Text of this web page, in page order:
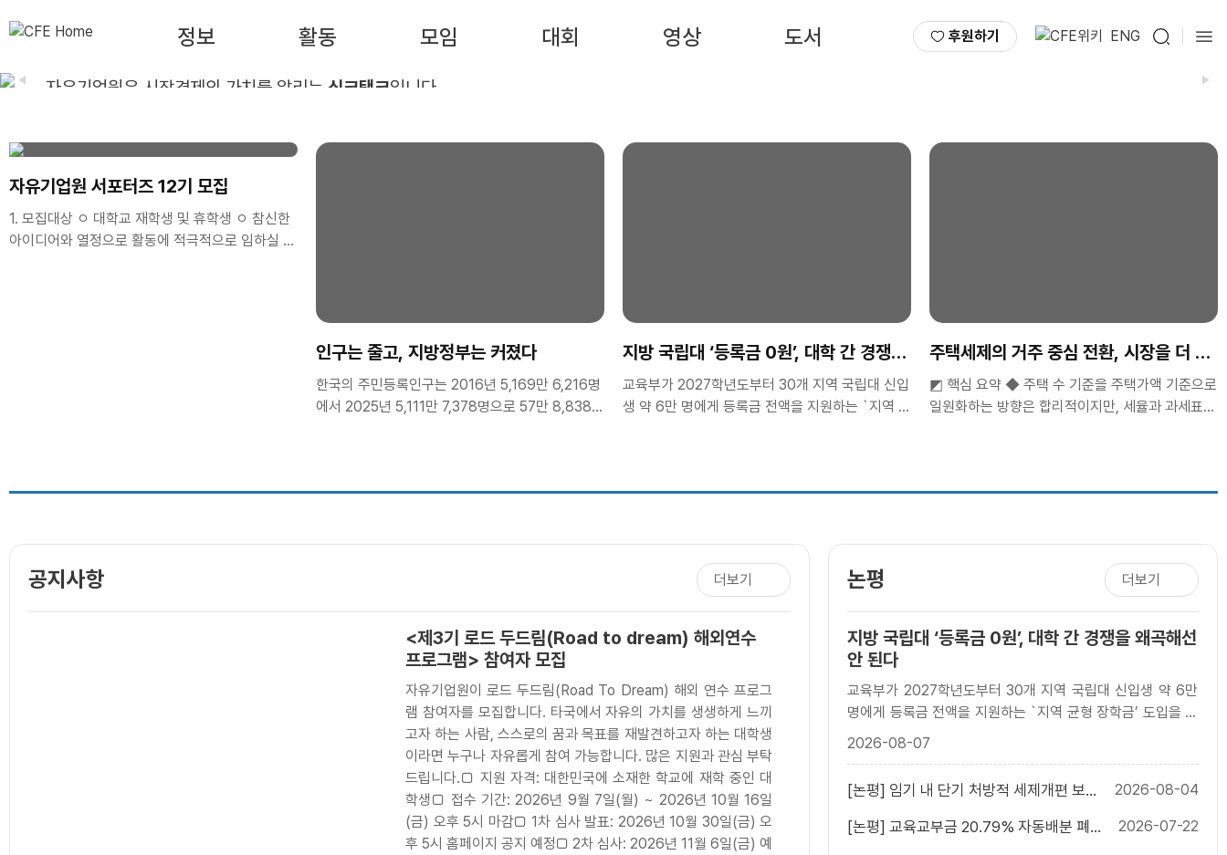
정보 활동 모임 대회 영상 도서 후원하기 ENG
자유기업원은 시장경제의 가치를 알리는 싱크탱크입니다.
◀ ▶
자유기업원 서포터즈 12기 모집
1. 모집대상 ㅇ 대학교 재학생 및 휴학생 ㅇ 참신한
아이디어와 열정으로 활동에 적극적으로 임하실 분
인구는 줄고, 지방정부는 커졌다
한국의 주민등록인구는 2016년 5,169만 6,216명
에서 2025년 5,111만 7,378명으로 57만 8,838
지방 국립대 ‘등록금 0원’, 대학 간 경쟁을
왜곡해선 안 된다
교육부가 2027학년도부터 30개 지역 국립대 신입
생 약 6만 명에게 등록금 전액을 지원하는 `지역 균
주택세제의 거주 중심 전환, 시장을 더 경
직시킬 수 있다
◩ 핵심 요약 ◆ 주택 수 기준을 주택가액 기준으로
일원화하는 방향은 합리적이지만, 세율과 과세표준
공지사항 더보기
<제3기 로드 두드림(Road to dream) 해외연수
프로그램> 참여자 모집
자유기업원이 로드 두드림(Road To Dream) 해외 연수 프로그
램 참여자를 모집합니다. 타국에서 자유의 가치를 생생하게 느끼
고자 하는 사람, 스스로의 꿈과 목표를 재발견하고자 하는 대학생
이라면 누구나 자유롭게 참여 가능합니다. 많은 지원과 관심 부탁
드립니다.□ 지원 자격: 대한민국에 소재한 학교에 재학 중인 대
학생□ 접수 기간: 2026년 9월 7일(월) ~ 2026년 10월 16일
(금) 오후 5시 마감□ 1차 심사 발표: 2026년 10월 30일(금) 오
후 5시 홈페이지 공지 예정□ 2차 심사: 2026년 11월 6일(금) 예
논평 더보기
지방 국립대 ‘등록금 0원’, 대학 간 경쟁을 왜곡해선
안 된다
교육부가 2027학년도부터 30개 지역 국립대 신입생 약 6만
명에게 등록금 전액을 지원하는 `지역 균형 장학금’ 도입을 검
토하고 있다. 연간 지원 규모는 약 2천억 원이..
2026-08-07
[논평] 임기 내 단기 처방적 세제개편 보다
2026-08-04
[논평] 교육교부금 20.79% 자동배분 폐지,
2026-07-22